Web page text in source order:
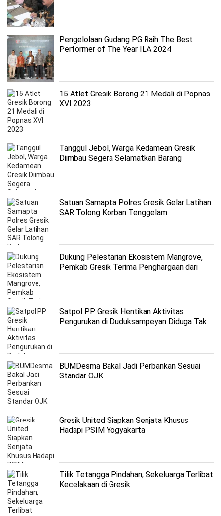
Pengelolaan Gudang PG Raih The Best
Performer of The Year ILA 2024
15 Atlet Gresik Borong 21 Medali di Popnas
XVI 2023
Tanggul Jebol, Warga Kedamean Gresik
Diimbau Segera Selamatkan Barang
Satuan Samapta Polres Gresik Gelar Latihan
SAR Tolong Korban Tenggelam
Dukung Pelestarian Ekosistem Mangrove,
Pemkab Gresik Terima Penghargaan dari
Satpol PP Gresik Hentikan Aktivitas
Pengurukan di Duduksampeyan Diduga Tak
BUMDesma Bakal Jadi Perbankan Sesuai
Standar OJK
Gresik United Siapkan Senjata Khusus
Hadapi PSIM Yogyakarta
Tilik Tetangga Pindahan, Sekeluarga Terlibat
Kecelakaan di Gresik